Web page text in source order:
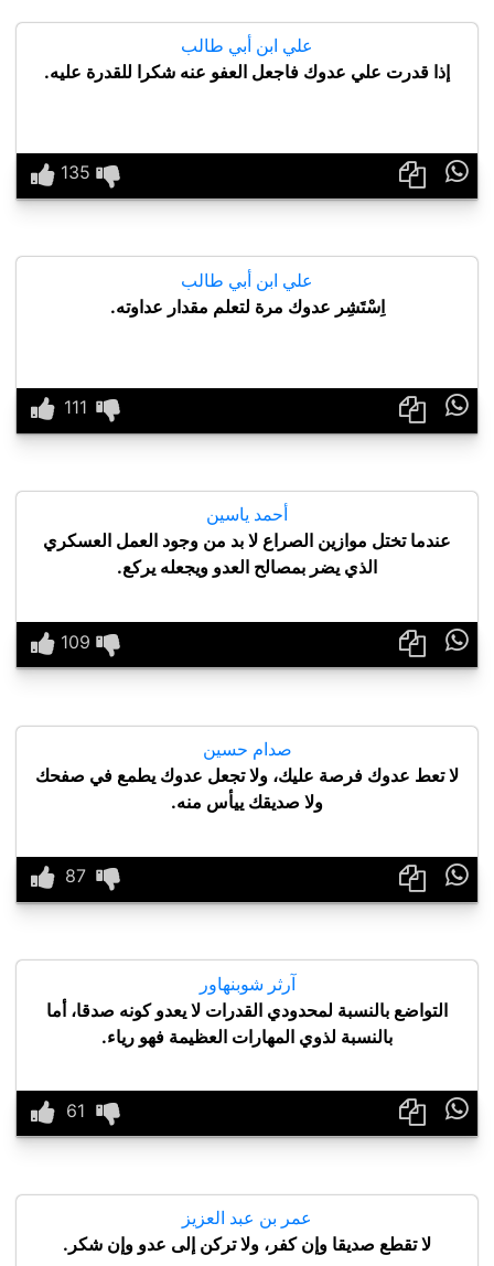
علي ابن أبي طالب
إذا قدرت علي عدوك فاجعل العفو عنه شكرا للقدرة عليه.

علي ابن أبي طالب
اِسْتَشِر عدوك مرة لتعلم مقدار عداوته.

أحمد ياسين
عندما تختل موازين الصراع لا بد من وجود العمل العسكري
الذي يضر بمصالح العدو ويجعله يركع.

صدام حسين
لا تعط عدوك فرصة عليك، ولا تجعل عدوك يطمع في صفحك
ولا صديقك ييأس منه.

آرثر شوبنهاور
التواضع بالنسبة لمحدودي القدرات لا يعدو كونه صدقا، أما
بالنسبة لذوي المهارات العظيمة فهو رياء.

عمر بن عبد العزيز
لا تقطع صديقا وإن كفر، ولا تركن إلى عدو وإن شكر.